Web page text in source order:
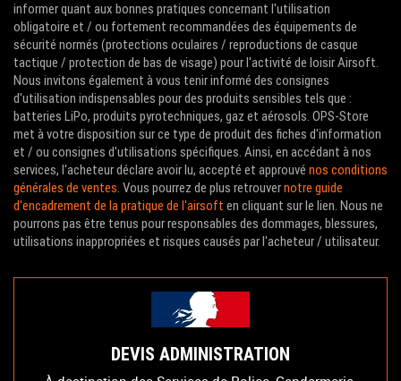
informer quant aux bonnes pratiques concernant l'utilisation
obligatoire et / ou fortement recommandées des équipements de
sécurité normés (protections oculaires / reproductions de casque
tactique / protection de bas de visage) pour l'activité de loisir Airsoft.
Nous invitons également à vous tenir informé des consignes
d'utilisation indispensables pour des produits sensibles tels que :
batteries LiPo, produits pyrotechniques, gaz et aérosols. OPS-Store
met à votre disposition sur ce type de produit des fiches d'information
et / ou consignes d'utilisations spécifiques. Ainsi, en accédant à nos
services, l'acheteur déclare avoir lu, accepté et approuvé nos conditions
générales de ventes . Vous pourrez de plus retrouvernotre guide
d'encadrement de la pratique de l'airsoft en cliquant sur le lien. Nous ne
pourrons pas être tenus pour responsables des dommages, blessures,
utilisations inappropriées et risques causés par l'acheteur / utilisateur.
DEVIS ADMINISTRATION